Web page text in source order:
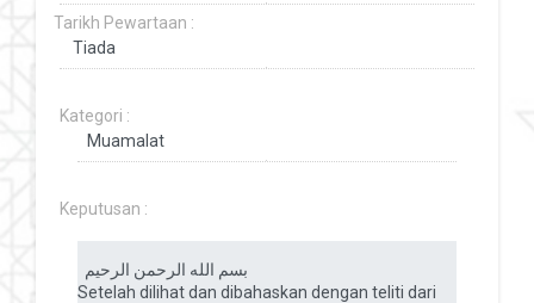
Tarikh Pewartaan :
Kategori :
Keputusan :